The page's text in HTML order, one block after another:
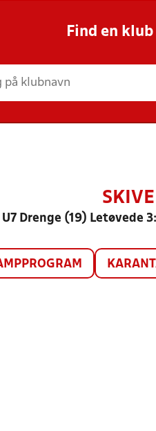
Find en
U7 Drenge (19) Letøvede